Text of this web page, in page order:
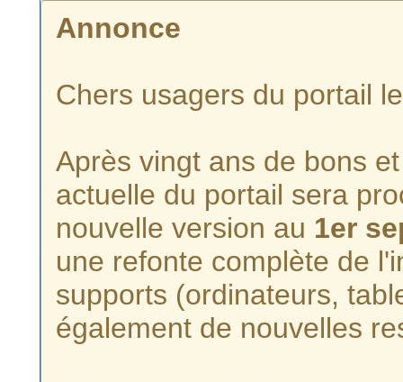
Annonce
Chers usagers du portail
Après vingt ans de bons
actuelle du portail sera
nouvelle version au 1er
une refonte complète de
supports (ordinateurs,
également de nouvelles